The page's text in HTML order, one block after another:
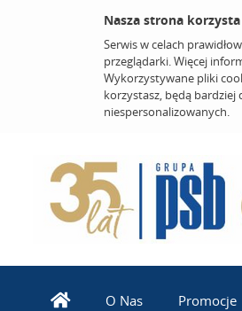
Nasza strona
Serwis w celach
przeglądarki. Więcej
Wykorzystywane pliki
korzystasz, będą
niespersonalizowanych.
O Nas Promocje